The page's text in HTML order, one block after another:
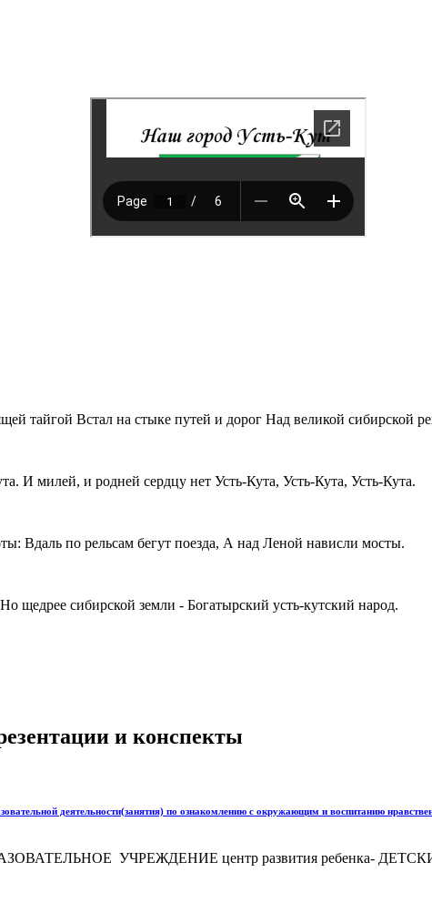
тайгой Встал на стыке путей и дорог Над великой сибирской
И милей, и родней сердцу нет Усть-Кута, Усть-Кута, Усть-Кута.
Вдаль по рельсам бегут поезда, А над Леной нависли мосты.
щедрее сибирской земли - Богатырский усть-кутский народ.
и конспекты
деятельности(занятия) по ознакомлению с окружающим и воспитанию
УЧРЕЖДЕНИЕ центр развития ребенка-